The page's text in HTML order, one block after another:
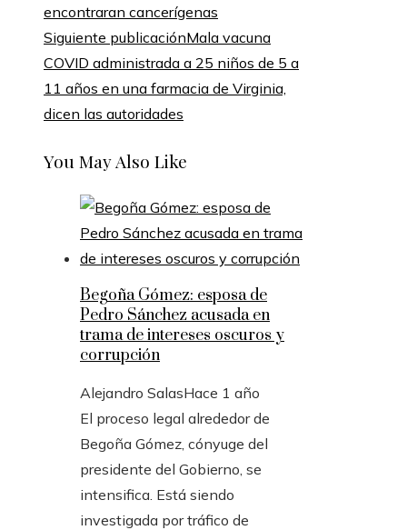
encontraran cancerígenas
Siguiente publicaciónMala vacuna
COVID administrada a 25 niños de 5 a
11 años en una farmacia de Virginia,
dicen las autoridades
You May Also Like
Begoña Gómez: esposa de
Pedro Sánchez acusada en
trama de intereses oscuros y
corrupción
Alejandro SalasHace 1 año
El proceso legal alrededor de
Begoña Gómez, cónyuge del
presidente del Gobierno, se
intensifica. Está siendo
investigada por tráfico de